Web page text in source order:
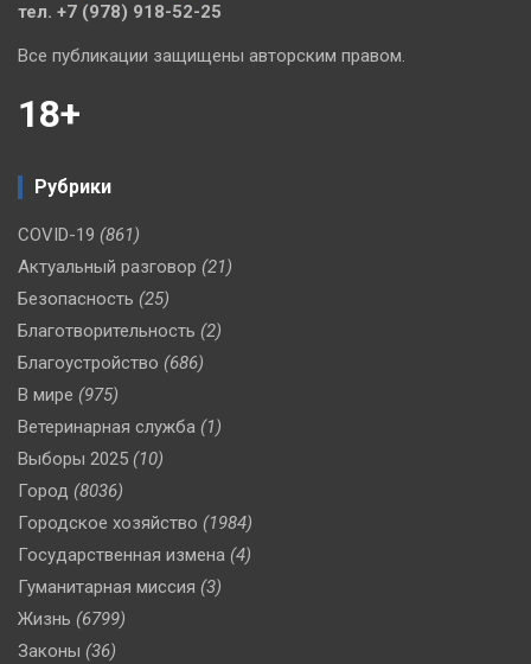
тел. +7 (978) 918-52-25
Все публикации защищены авторским правом.
18+
Рубрики
COVID-19 (861)
Актуальный разговор (21)
Безопасность (25)
Благотворительность (2)
Благоустройство (686)
В мире (975)
Ветеринарная служба (1)
Выборы 2025 (10)
Город (8036)
Городское хозяйство (1984)
Государственная измена (4)
Гуманитарная миссия (3)
Жизнь (6799)
Законы (36)